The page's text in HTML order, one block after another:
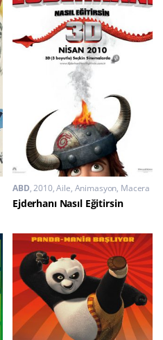
ABD 2010 Aile, Animasyon, Macera
Ejderhanı Nasıl Eğitirsin